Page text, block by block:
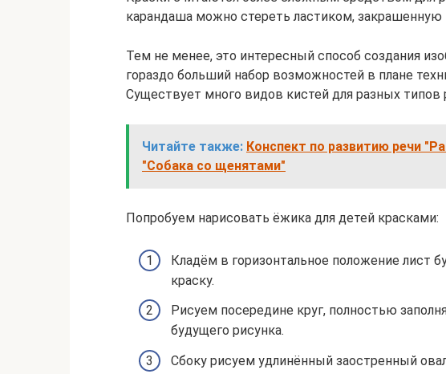
карандаша можно стереть ластиком, закрашенную
Тем не менее, это интересный способ создания
гораздо больший набор возможностей в плане
Существует много видов кистей для разных типов
Читайте также: Конспект по развитию речи
"Собака со щенятами"
Попробуем нарисовать ёжика для детей красками:
Кладём в горизонтальное положение лист
краску.
Рисуем посередине круг, полностью
будущего рисунка.
Сбоку рисуем удлинённый заостренный